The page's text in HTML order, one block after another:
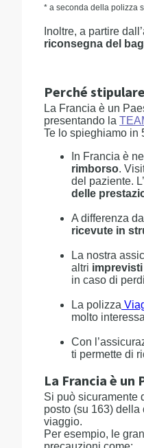
* a seconda della polizza
Inoltre, a partire
riconsegna del
Perché
La Francia è un
presentando la
Te lo spieghiamo in
In Francia è
rimborso.
del paziente.
delle
A differenza
ricevute in
La nostra
altri
in caso di
La polizza
molto
Con
ti permette di
La Francia è un
Si può sicuramente
posto (su 163)
viaggio.
Per esempio, le